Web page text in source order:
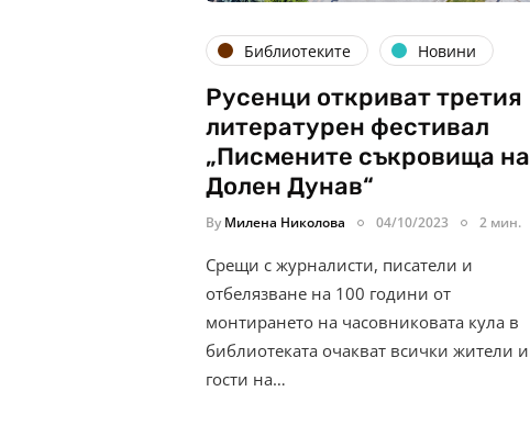
Библиотеките Новини
Русенци откриват третия
литературен фестивал
„Писмените съкровища на
Долен Дунав“
By Милена Николова 04/10/2023 2 мин.
Срещи с журналисти, писатели и
отбелязване на 100 години от
монтирането на часовниковата кула в
библиотеката очакват всички жители и
гости на…